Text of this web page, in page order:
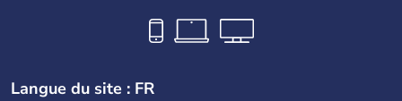
Langue du site : FR